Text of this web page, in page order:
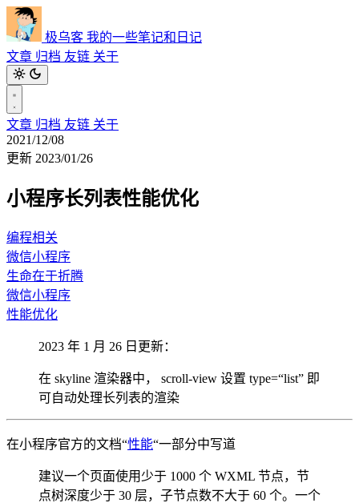
极乌客 我的一些笔记和日记
文章 归档 友链 关于
文章 归档 友链 关于
2021/12/08
更新 2023/01/26
小程序长列表性能优化
编程相关
微信小程序
生命在于折腾
微信小程序
性能优化
2023 年 1 月 26 日更新：
在 skyline 渲染器中， scroll-view 设置 type=“list” 即
可自动处理长列表的渲染
在小程序官方的文档“性能“一部分中写道
建议一个页面使用少于 1000 个 WXML 节点，节
点树深度少于 30 层，子节点数不大于 60 个。一个